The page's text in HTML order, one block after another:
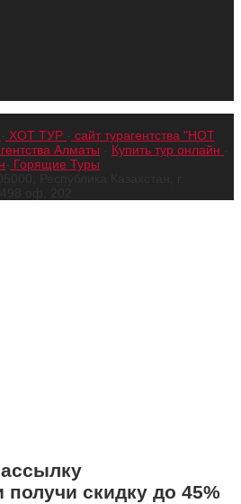
ХОТ ТУР
сайт турагентства "HOT
Алматы Купить тур онлайн
Горящие Туры
получи скидку до 45%